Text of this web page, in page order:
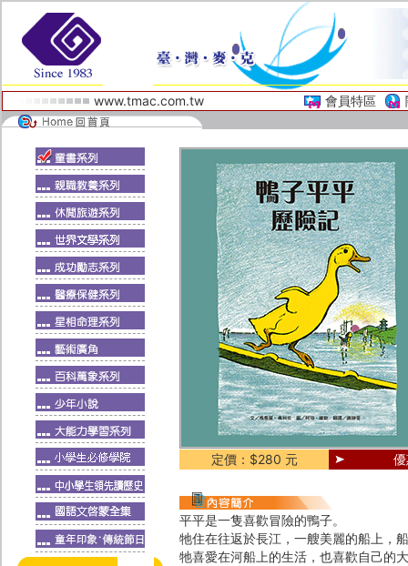
www.tmac.com.tw 會員特區
定價：$280 元
平平是一隻喜歡冒險的鴨子。
牠住在往返於長江，一艘美麗的船上，
牠喜愛在河船上的生活，也喜歡自己的